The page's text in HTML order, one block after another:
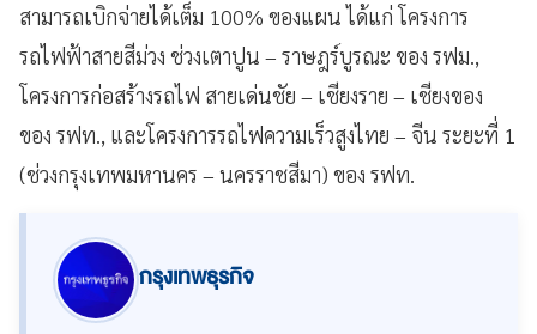
สามารถเบิกจ่ายได้เต็ม 100% ของแผน ได้แก่ โครงการ
รถไฟฟ้าสายสีม่วง ช่วงเตาปูน – ราษฎร์บูรณะ ของ รฟม.,
โครงการก่อสร้างรถไฟ สายเด่นชัย – เชียงราย – เชียงของ
ของ รฟท., และโครงการรถไฟความเร็วสูงไทย – จีน ระยะที่ 1
(ช่วงกรุงเทพมหานคร – นครราชสีมา) ของ รฟท.
กรุงเทพธุรกิจ